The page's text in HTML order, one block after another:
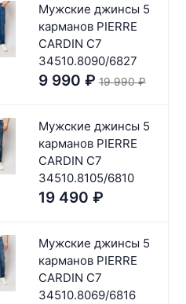
Мужские джинсы 5
карманов PIERRE
CARDIN C7
34510.8090/6827
9 990 ₽ 19 990 ₽
Мужские джинсы 5
карманов PIERRE
CARDIN C7
34510.8105/6810
19 490 ₽
Мужские джинсы 5
карманов PIERRE
CARDIN C7
34510.8069/6816